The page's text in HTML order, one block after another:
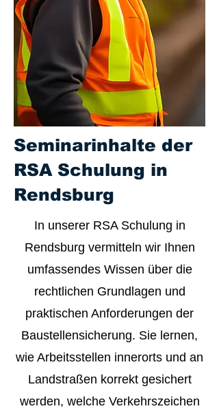
Seminarinhalte der
RSA Schulung in
Rendsburg
In unserer RSA Schulung in
Rendsburg vermitteln wir Ihnen
umfassendes Wissen über die
rechtlichen Grundlagen und
praktischen Anforderungen der
Baustellensicherung. Sie lernen,
wie Arbeitsstellen innerorts und an
Landstraßen korrekt gesichert
werden, welche Verkehrszeichen